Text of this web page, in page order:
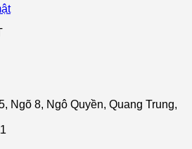
Ngõ 8, Ngô Quyền, Quang Trung,